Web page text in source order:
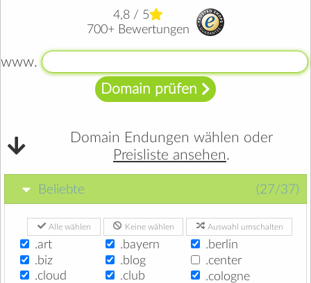
Domain Endungen wählen oder
Preisliste ansehen.
4,8 / 5
700+ Bewertungen
www.
Domain prüfen
Beliebte (27/37)
Auswahl umschalten
Keine wählen
Alle wählen
.art .bayern
.berlin
.biz
.blog
.center
.cloud
.club
.cologne